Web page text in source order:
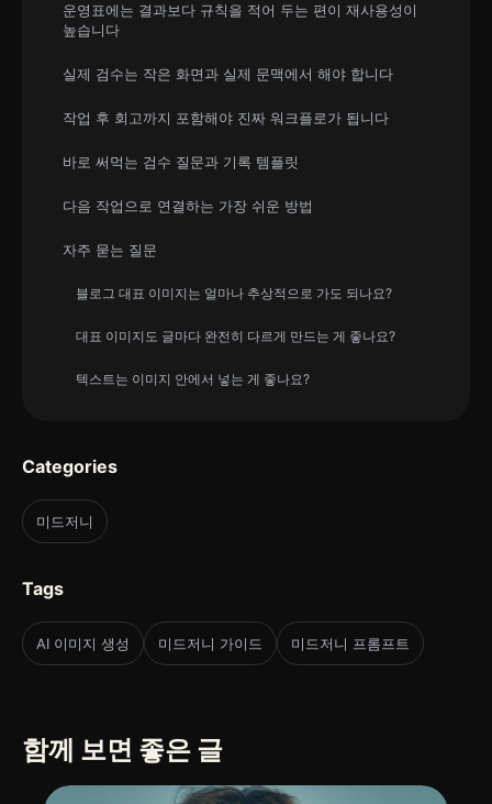
운영표에는 결과보다 규칙을 적어 두는 편이 재사용성이
높습니다
실제 검수는 작은 화면과 실제 문맥에서 해야 합니다
작업 후 회고까지 포함해야 진짜 워크플로가 됩니다
바로 써먹는 검수 질문과 기록 템플릿
다음 작업으로 연결하는 가장 쉬운 방법
자주 묻는 질문
블로그 대표 이미지는 얼마나 추상적으로 가도 되나요?
대표 이미지도 글마다 완전히 다르게 만드는 게 좋나요?
텍스트는 이미지 안에서 넣는 게 좋나요?
Categories
미드저니
Tags
AI 이미지 생성 미드저니 가이드 미드저니 프롬프트
함께 보면 좋은 글